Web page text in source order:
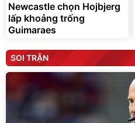
Newcastle chọn Hojbjerg
lấp khoảng trống
Guimaraes
SOI TRẬN